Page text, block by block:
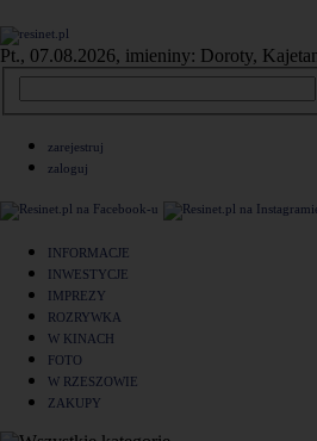
Pt., 07.08.2026, imieniny: Doroty,
zarejestruj
zaloguj
INFORMACJE
INWESTYCJE
IMPREZY
ROZRYWKA
W KINACH
FOTO
W RZESZOWIE
ZAKUPY